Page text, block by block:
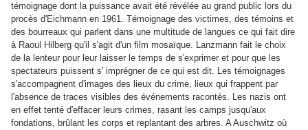
témoignage dont la puissance avait été révélée au grand public lors du
procès d'Eichmann en 1961. Témoignage des victimes, des témoins et
des bourreaux qui parlent dans une multitude de langues ce qui fait dire
à Raoul Hilberg qu'il s'agit d'un film mosaïque. Lanzmann fait le choix
de la lenteur pour leur laisser le temps de s'exprimer et pour que les
spectateurs puissent s' imprégner de ce qui est dit. Les témoignages
s'accompagnent d'images des lieux du crime, lieux qui frappent par
l'absence de traces visibles des événements racontés. Les nazis ont
en effet tenté d'effacer leurs crimes, rasant les camps jusqu'aux
fondations, brûlant les corps et replantant des arbres. A Auschwitz où